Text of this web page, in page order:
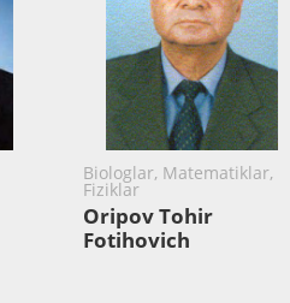
Biologlar, Matematiklar,
Fiziklar
Oripov Tohir
Fotihovich